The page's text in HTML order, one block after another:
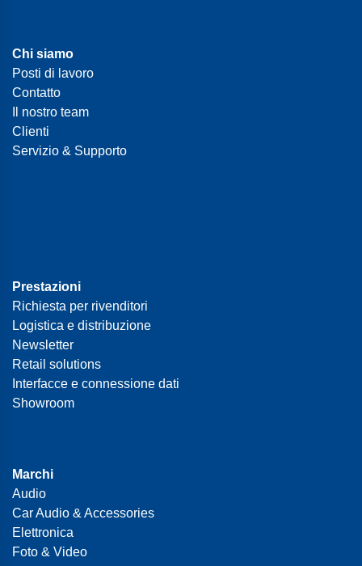
Chi siamo
Posti di lavoro
Contatto
Il nostro team
Clienti
Servizio & Supporto
Prestazioni
Richiesta per rivenditori
Logistica e distribuzione
Newsletter
Retail solutions
Interfacce e connessione dati
Showroom
Marchi
Audio
Car Audio & Accessories
Elettronica
Foto & Video